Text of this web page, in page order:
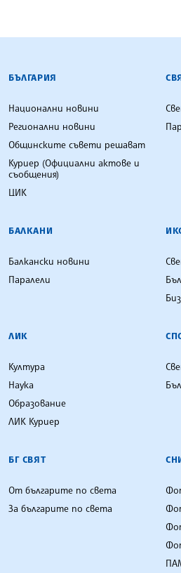
БЪЛГАРСКА
БЪЛГАРИЯ
Национални новини
Регионални новини
Общинските съвети решават
Куриер (Официални актове и
съобщения)
ЦИК
БАЛКАНИ
Балкански новини
Паралели
ЛИК
Култура
Наука
Образование
ЛИК Куриер
БГ СВЯТ
От българите по света
За българите по света